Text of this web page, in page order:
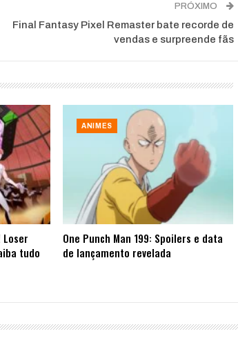
PRÓXIMO
Final Fantasy Pixel Remaster bate recorde de
vendas e surpreende fãs
Loser
tudo
ANIMES
One Punch Man 199: Spoilers e data
de lançamento revelada